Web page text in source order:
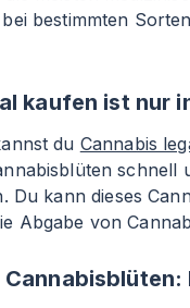
bestimmten
kaufen ist nur
du Cannabis
Du kann dieses
Abgabe von